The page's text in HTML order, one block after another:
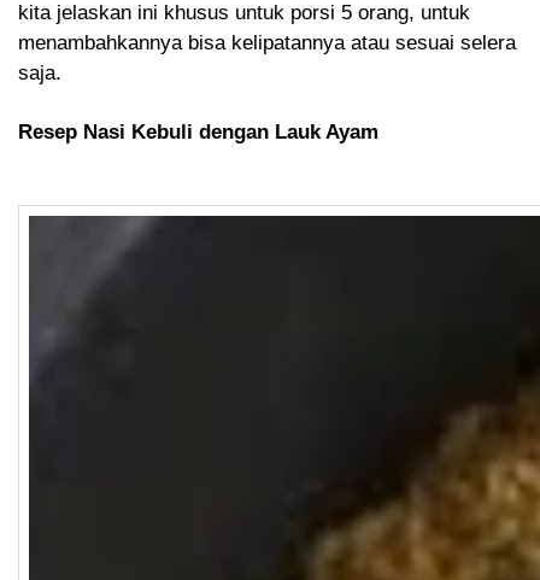
kita jelaskan ini khusus untuk porsi 5 orang, untuk
menambahkannya bisa kelipatannya atau sesuai selera
saja.
Resep Nasi Kebuli dengan Lauk Ayam